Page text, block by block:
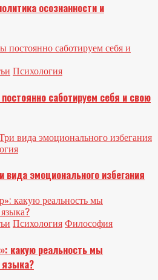
осознанности и
Психология
саботируем себя и свою
вида эмоционального избегания
Психология Философия
какую реальность мы